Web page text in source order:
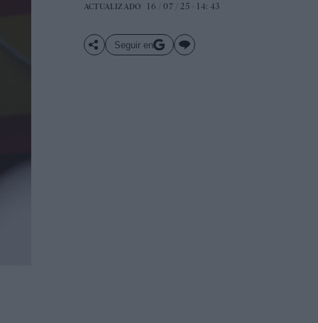
ACTUALIZADO 16 / 07 / 25 - 14: 43
Seguir en